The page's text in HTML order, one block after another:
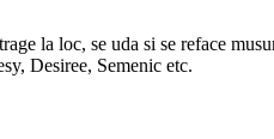
la loc, se uda si se reface
Desiree, Semenic etc.